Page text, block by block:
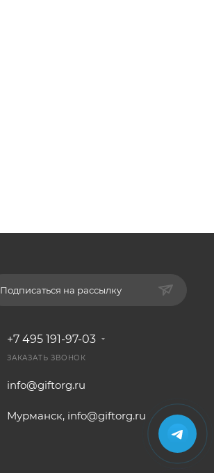
Подписаться на рассылку
+7 495 191-97-03
ЗАКАЗАТЬ ЗВОНОК
info@giftorg.ru
Мурманск, info@giftorg.ru